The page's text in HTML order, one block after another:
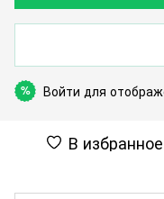
% Войти для
В избранное